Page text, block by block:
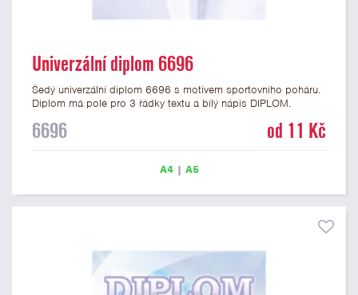
Univerzální diplom 6696
Šedý univerzální diplom 6696 s motivem sportovního poháru.
Diplom má pole pro 3 řádky textu a bílý nápis DIPLOM.
univerzální diplom je vhodný pro většinu soutěží, ke kterým by
6696 od 11 Kč
A4| A5